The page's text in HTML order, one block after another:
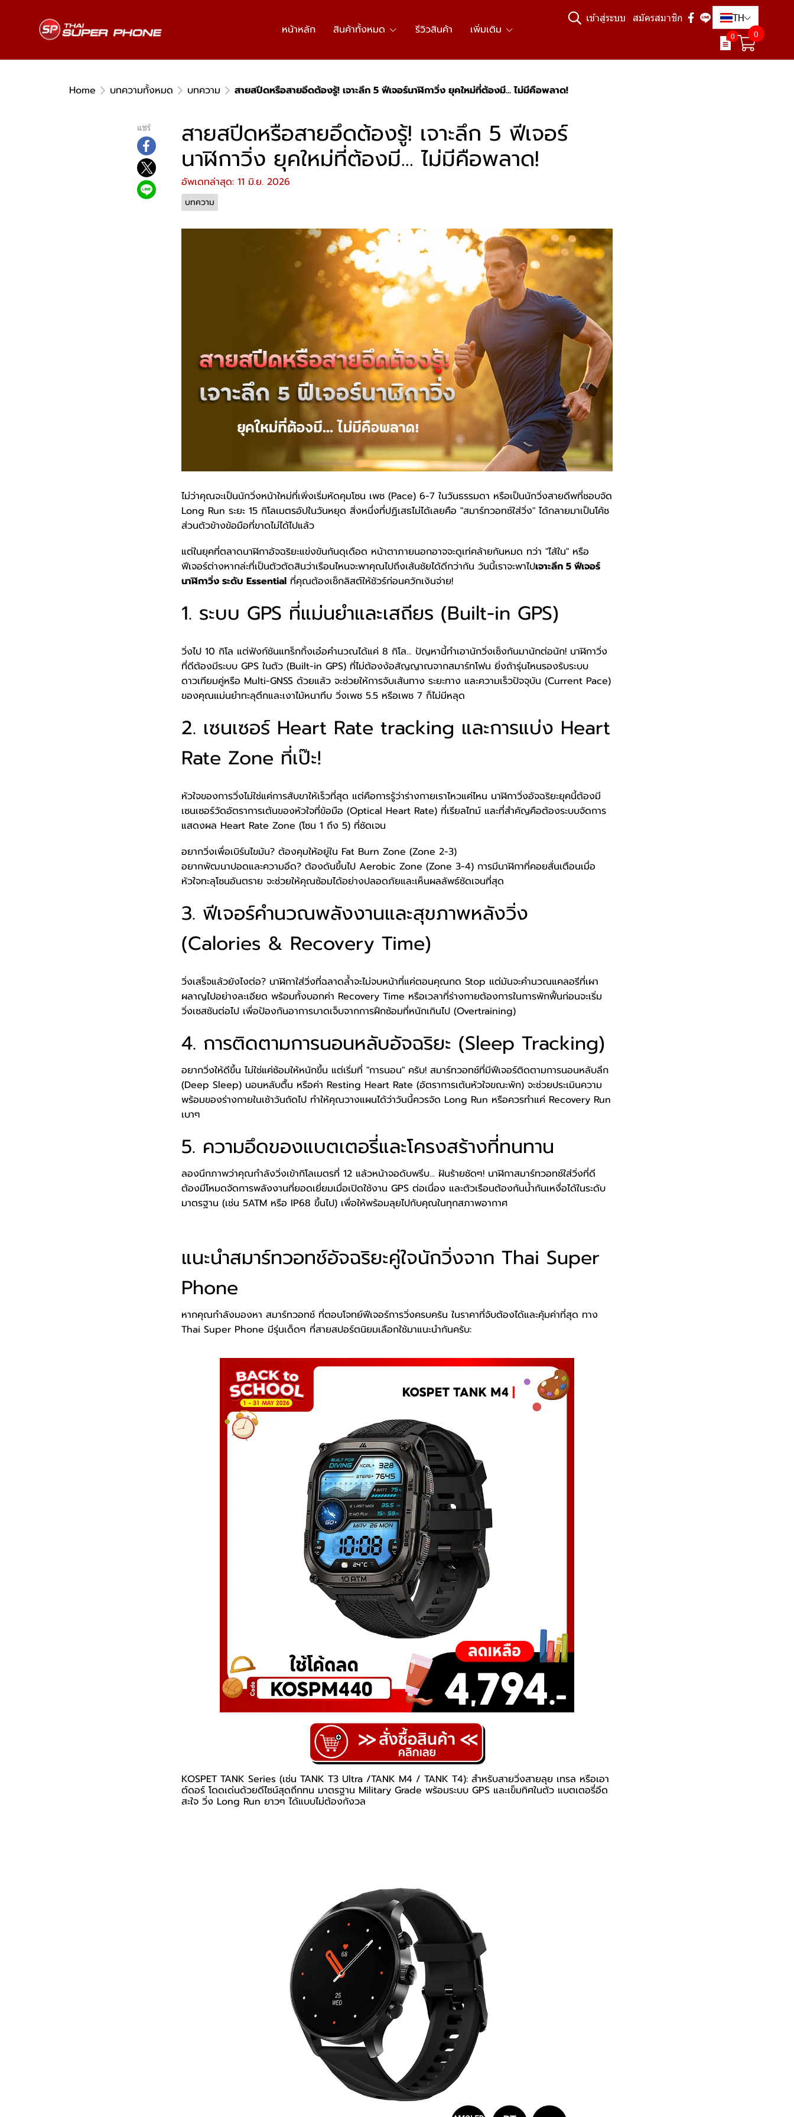
หน้าหลัก สินค้าทั้งหมด รีวิวสินค้า เพิ่มเติม
เข้าสู่ระบบ สมัครสมาชิก TH
0 0
Home บทความทั้งหมด บทความ สายสปีดหรือสายอึดต้องรู้! เจาะลึก 5 ฟีเจอร์นาฬิกาวิ่ง ยุคใหม่ที่ต้องมี... ไม่มีคือพลาด!
แชร์ สายสปีดหรือสายอึดต้องรู้! เจาะลึก 5 ฟีเจอร์
นาฬิกาวิ่ง ยุคใหม่ที่ต้องมี... ไม่มีคือพลาด!
อัพเดทล่าสุด: 11 มิ.ย. 2026
บทความ
ไม่ว่าคุณจะเป็นนักวิ่งหน้าใหม่ที่เพิ่งเริ่มหัดคุมโซน เพช (Pace) 6-7 ในวันธรรมดา หรือเป็นนักวิ่งสายดีพที่ชอบจัด
Long Run ระยะ 15 กิโลเมตรอัปในวันหยุด สิ่งหนึ่งที่ปฏิเสธไม่ได้เลยคือ "สมาร์ทวอทช์ใส่วิ่ง" ได้กลายมาเป็นโค้ช
ส่วนตัวข้างข้อมือที่ขาดไม่ได้ไปแล้ว
แต่ในยุคที่ตลาดนาฬิกาอัจฉริยะแข่งขันกันดุเดือด หน้าตาภายนอกอาจจะดูเท่คล้ายกันหมด ทว่า "ไส้ใน" หรือ
ฟีเจอร์ต่างหากล่ะที่เป็นตัวตัดสินว่าเรือนไหนจะพาคุณไปถึงเส้นชัยได้ดีกว่ากัน วันนี้เราจะพาไปเจาะลึก 5 ฟีเจอร์
นาฬิกาวิ่ง ระดับ Essential ที่คุณต้องเช็กลิสต์ให้ชัวร์ก่อนควักเงินจ่าย!
1. ระบบ GPS ที่แม่นยำและเสถียร (Built-in GPS)
วิ่งไป 10 กิโล แต่ฟังก์ชันแทร็กกิ้งเอ๋อคำนวณได้แค่ 8 กิโล... ปัญหานี้ทำเอานักวิ่งเซ็งกันมานักต่อนัก! นาฬิกาวิ่ง
ที่ดีต้องมีระบบ GPS ในตัว (Built-in GPS) ที่ไม่ต้องง้อสัญญาณจากสมาร์ทโฟน ยิ่งถ้ารุ่นไหนรองรับระบบ
ดาวเทียมคู่หรือ Multi-GNSS ด้วยแล้ว จะช่วยให้การจับเส้นทาง ระยะทาง และความเร็วปัจจุบัน (Current Pace)
ของคุณแม่นยำทะลุตึกและเงาไม้หนาทึบ วิ่งเพช 5.5 หรือเพช 7 ก็ไม่มีหลุด
2. เซนเซอร์ Heart Rate tracking และการแบ่ง Heart
Rate Zone ที่เป๊ะ!
หัวใจของการวิ่งไม่ใช่แค่การสับขาให้เร็วที่สุด แต่คือการรู้ว่าร่างกายเราไหวแค่ไหน นาฬิกาวิ่งอัจฉริยะยุคนี้ต้องมี
เซนเซอร์วัดอัตราการเต้นของหัวใจที่ข้อมือ (Optical Heart Rate) ที่เรียลไทม์ และที่สำคัญคือต้องระบบจัดการ
แสดงผล Heart Rate Zone (โซน 1 ถึง 5) ที่ชัดเจน
อยากวิ่งเพื่อเบิร์นไขมัน? ต้องคุมให้อยู่ใน Fat Burn Zone (Zone 2-3)
อยากพัฒนาปอดและความอึด? ต้องดันขึ้นไป Aerobic Zone (Zone 3-4) การมีนาฬิกาที่คอยสั่นเตือนเมื่อ
หัวใจทะลุโซนอันตราย จะช่วยให้คุณซ้อมได้อย่างปลอดภัยและเห็นผลลัพธ์ชัดเจนที่สุด
3. ฟีเจอร์คำนวณพลังงานและสุขภาพหลังวิ่ง
(Calories & Recovery Time)
วิ่งเสร็จแล้วยังไงต่อ? นาฬิกาใส่วิ่งที่ฉลาดล้ำจะไม่จบหน้าที่แค่ตอนคุณกด Stop แต่มันจะคำนวณแคลอรีที่เผา
ผลาญไปอย่างละเอียด พร้อมทั้งบอกค่า Recovery Time หรือเวลาที่ร่างกายต้องการในการพักฟื้นก่อนจะเริ่ม
วิ่งเซสชันต่อไป เพื่อป้องกันอาการบาดเจ็บจากการฝึกซ้อมที่หนักเกินไป (Overtraining)
4. การติดตามการนอนหลับอัจฉริยะ (Sleep Tracking)
อยากวิ่งให้ดีขึ้น ไม่ใช่แค่ซ้อมให้หนักขึ้น แต่เริ่มที่ "การนอน" ครับ! สมาร์ทวอทช์ที่มีฟีเจอร์ติดตามการนอนหลับลึก
(Deep Sleep) นอนหลับตื้น หรือค่า Resting Heart Rate (อัตราการเต้นหัวใจขณะพัก) จะช่วยประเมินความ
พร้อมของร่างกายในเช้าวันถัดไป ทำให้คุณวางแผนได้ว่าวันนี้ควรจัด Long Run หรือควรทำแค่ Recovery Run
เบาๆ
5. ความอึดของแบตเตอรี่และโครงสร้างที่ทนทาน
ลองนึกภาพว่าคุณกำลังวิ่งเข้ากิโลเมตรที่ 12 แล้วหน้าจอดับพรึบ... ฝันร้ายชัดๆ! นาฬิกาสมาร์ทวอทช์ใส่วิ่งที่ดี
ต้องมีโหมดจัดการพลังงานที่ยอดเยี่ยมเมื่อเปิดใช้งาน GPS ต่อเนื่อง และตัวเรือนต้องกันน้ำกันเหงื่อได้ในระดับ
มาตรฐาน (เช่น 5ATM หรือ IP68 ขึ้นไป) เพื่อให้พร้อมลุยไปกับคุณในทุกสภาพอากาศ
แนะนำสมาร์ทวอทช์อัจฉริยะคู่ใจนักวิ่งจาก Thai Super
Phone
หากคุณกำลังมองหา สมาร์ทวอทช์ ที่ตอบโจทย์ฟีเจอร์การวิ่งครบครัน ในราคาที่จับต้องได้และคุ้มค่าที่สุด ทาง
Thai Super Phone มีรุ่นเด็ดๆ ที่สายสปอร์ตนิยมเลือกใช้มาแนะนำกันครับ:
KOSPET TANK Series (เช่น TANK T3 Ultra /TANK M4 / TANK T4): สำหรับสายวิ่งสายลุย เทรล หรือเอา
ต์ดอร์ โดดเด่นด้วยดีไซน์สุดถึกทน มาตรฐาน Military Grade พร้อมระบบ GPS และเข็มทิศในตัว แบตเตอรี่อึด
สะใจ วิ่ง Long Run ยาวๆ ได้แบบไม่ต้องกังวล